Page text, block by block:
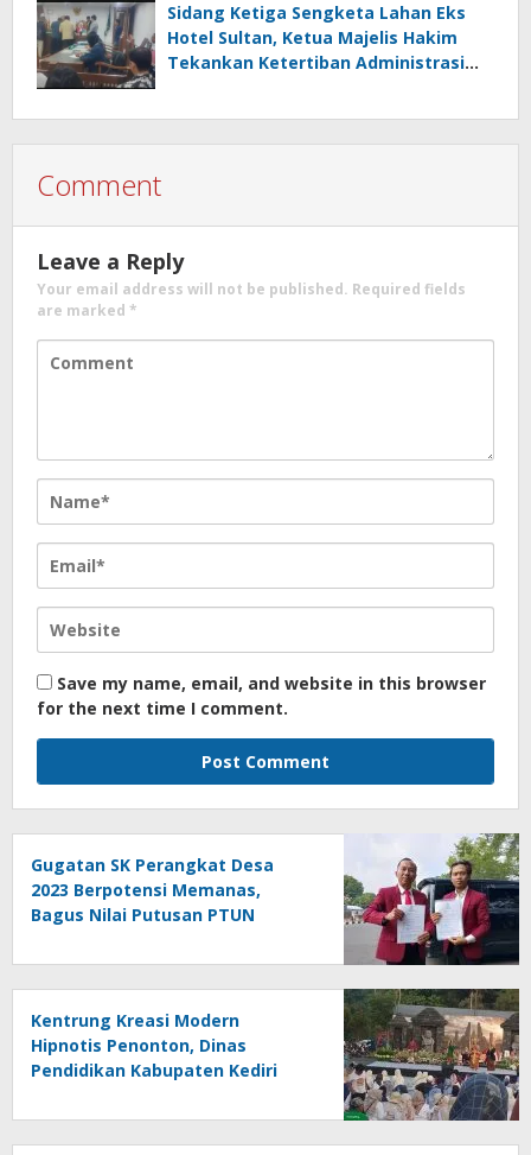
Sidang Ketiga Sengketa Lahan Eks
Hotel Sultan, Ketua Majelis Hakim
Tekankan Ketertiban Administrasi
Comment
Leave a Reply
Your email address will not be published. Required fields
are marked *
Save my name, email, and website in this browser
for the next time I comment.
Gugatan SK Perangkat Desa
2023 Berpotensi Memanas,
Bagus Nilai Putusan PTUN
Kentrung Kreasi Modern
Hipnotis Penonton, Dinas
Pendidikan Kabupaten Kediri